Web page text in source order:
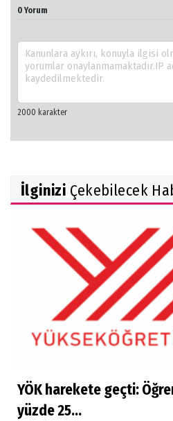
0 Yorum
İlginizi Çekebilecek
YÖK harekete geçti:
yüzde 25...